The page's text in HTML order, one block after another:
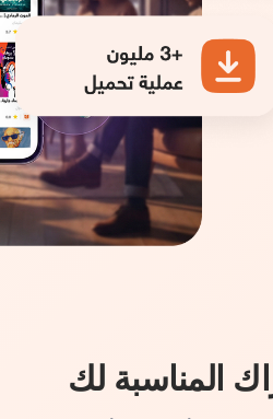
المناسبة لك